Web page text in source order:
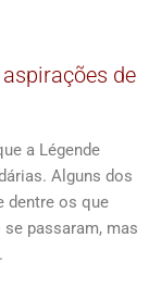
de
a Légende
Alguns dos
dentre os que
passaram, mas